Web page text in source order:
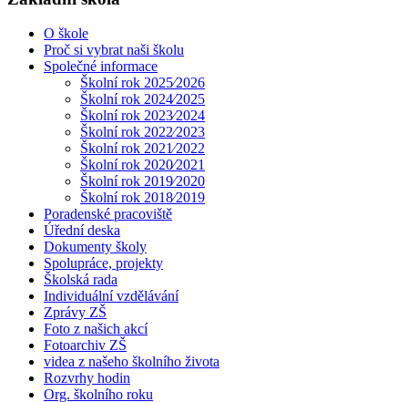
O škole
Proč si vybrat naši školu
Společné informace
Školní rok 2025⁄2026
Školní rok 2024⁄2025
Školní rok 2023⁄2024
Školní rok 2022⁄2023
Školní rok 2021⁄2022
Školní rok 2020⁄2021
Školní rok 2019⁄2020
Školní rok 2018⁄2019
Poradenské pracoviště
Úřední deska
Dokumenty školy
Spolupráce, projekty
Školská rada
Individuální vzdělávání
Zprávy ZŠ
Foto z našich akcí
Fotoarchiv ZŠ
videa z našeho školního života
Rozvrhy hodin
Org. školního roku